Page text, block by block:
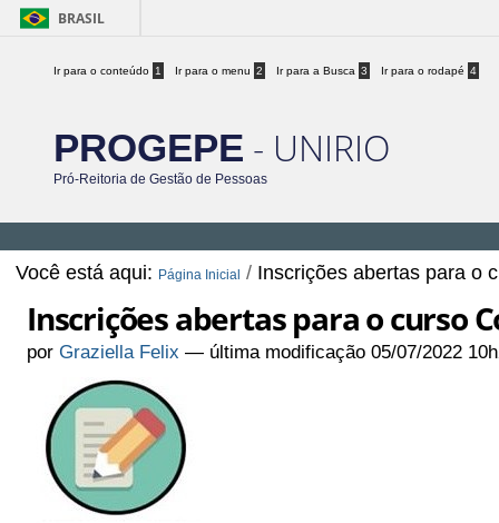
BRASIL
Ir para o conteúdo 1 Ir para o menu 2 Ir para a Busca 3 Ir para o rodapé 4
PROGEPE - UNIRIO
Pró-Reitoria de Gestão de Pessoas
Você está aqui: Página Inicial / Inscrições abertas para o
Inscrições abertas para o curso
porGraziella Felix — última modificação 05/07/2022